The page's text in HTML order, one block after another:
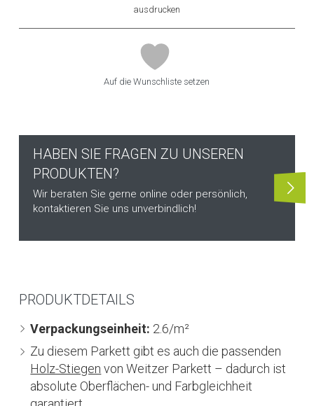
ausdrucken
Auf die Wunschliste setzen
HABEN SIE FRAGEN ZU UNSEREN
PRODUKTEN?
Wir beraten Sie gerne online oder persönlich,
kontaktieren Sie uns unverbindlich!
PRODUKTDETAILS
Verpackungseinheit: 2.6/m²
Zu diesem Parkett gibt es auch die passenden
Holz-Stiegen von Weitzer Parkett – dadurch ist
absolute Oberflächen- und Farbgleichheit